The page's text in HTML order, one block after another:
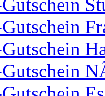
Gutschein